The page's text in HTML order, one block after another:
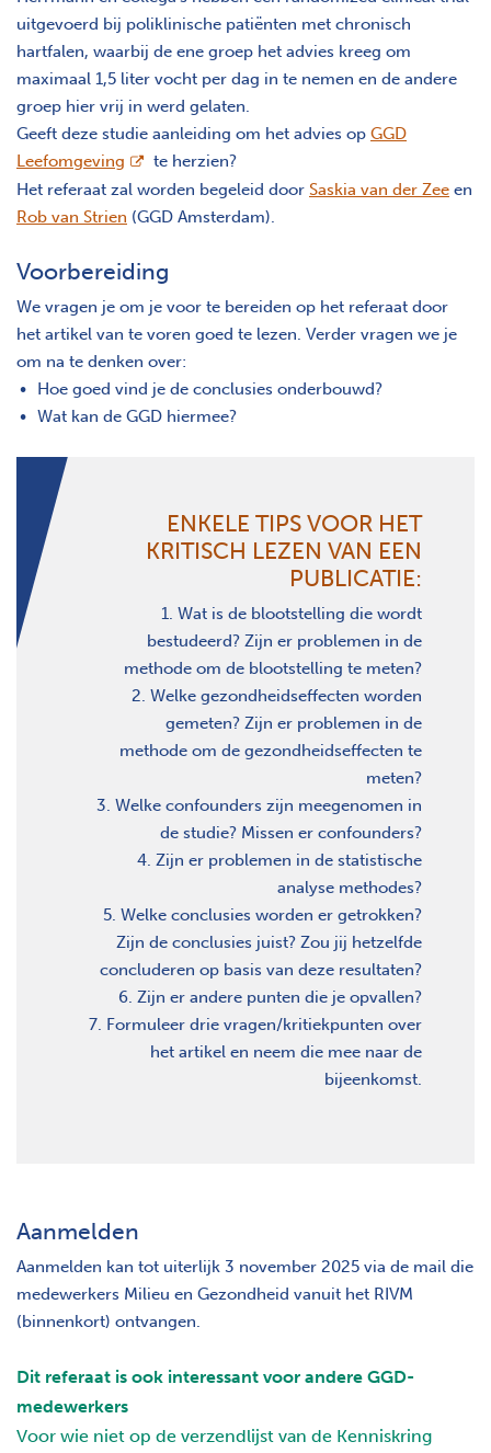
uitgevoerd bij poliklinische patiënten met chronisch
hartfalen, waarbij de ene groep het advies kreeg om
maximaal 1,5 liter vocht per dag in te nemen en de andere
groep hier vrij in werd gelaten.
Geeft deze studie aanleiding om het advies op GGD
Leefomgeving opent nieuw scherm
te herzien?
Het referaat zal worden begeleid door Saskia van der Zee en
Rob van Strien (GGD Amsterdam).
Voorbereiding
We vragen je om je voor te bereiden op het referaat door
het artikel van te voren goed te lezen. Verder vragen we je
om na te denken over:
Hoe goed vind je de conclusies onderbouwd?
Wat kan de GGD hiermee?
ENKELE TIPS VOOR HET
KRITISCH LEZEN VAN EEN
PUBLICATIE:
. Wat is de blootstelling die wordt
bestudeerd? Zijn er problemen in de
methode om de blootstelling te meten?
. Welke gezondheidseffecten worden
gemeten? Zijn er problemen in de
methode om de gezondheidseffecten te
meten?
. Welke confounders zijn meegenomen in
de studie? Missen er confounders?
. Zijn er problemen in de statistische
analyse methodes?
. Welke conclusies worden er getrokken?
Zijn de conclusies juist? Zou jij hetzelfde
concluderen op basis van deze resultaten?
. Zijn er andere punten die je opvallen?
. Formuleer drie vragen/kritiekpunten over
het artikel en neem die mee naar de
bijeenkomst.
Aanmelden
Aanmelden kan tot uiterlijk 3 november 2025 via de mail die
medewerkers Milieu en Gezondheid vanuit het RIVM
(binnenkort) ontvangen.
Dit referaat is ook interessant voor andere GGD-
medewerkers
Voor wie niet op de verzendlijst van de Kenniskring